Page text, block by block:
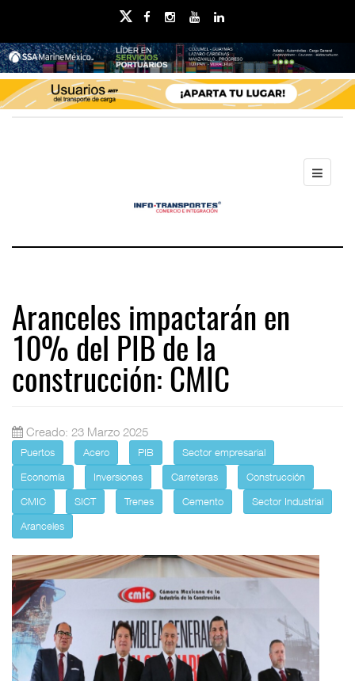
Aranceles impactarán en
10% del PIB de la
construcción: CMIC
Creado: 23 Marzo 2025
Puertos Acero PIB
Sector empresarial
Economía
Inversiones Carreteras
Construcción
CMIC
SICT Trenes Cemento
Sector Industrial
Aranceles